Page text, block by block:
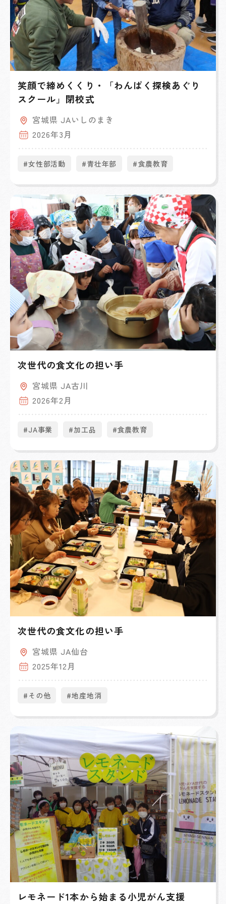
笑顔で締めくくり・「わんぱく探検あぐり
スクール」閉校式
宮城県 JAいしのまき
2026年3月
#女性部活動 #青壮年部 #食農教育
次世代の食文化の担い手
宮城県 JA古川
2026年2月
#JA事業 #加工品 #食農教育
次世代の食文化の担い手
宮城県 JA仙台
2025年12月
#その他 #地産地消
レモネード1本から始まる小児がん支援